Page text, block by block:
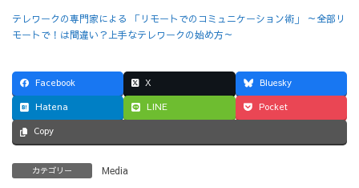
お問い合わせ
テレワークの専門家による 「リモートでのコミュニケーション術」 ～全部リ
モートで！は間違い？上手なテレワークの始め方～
Facebook X
Bluesky
Hatena
LINE Pocket
Copy
カテゴリー Media